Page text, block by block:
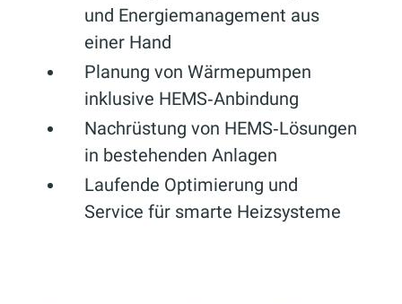
und Energiemanagement aus
einer Hand
Planung von Wärmepumpen
inklusive HEMS‑Anbindung
Nachrüstung von HEMS‑Lösungen
in bestehenden Anlagen
Laufende Optimierung und
Service für smarte Heizsysteme